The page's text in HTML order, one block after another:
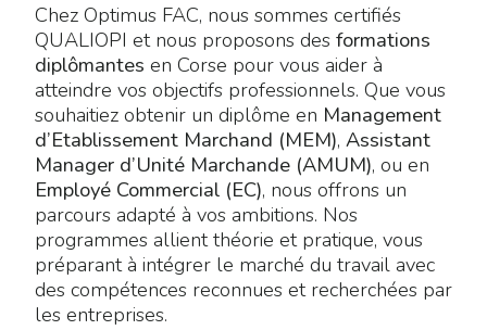
Chez Optimus FAC, nous sommes certifiés
QUALIOPI et nous proposons des formations
diplômantes en Corse pour vous aider à
atteindre vos objectifs professionnels. Que vous
souhaitiez obtenir un diplôme en Management
d’Etablissement Marchand (MEM), Assistant
Manager d’Unité Marchande (AMUM), ou en
Employé Commercial (EC), nous offrons un
parcours adapté à vos ambitions. Nos
programmes allient théorie et pratique, vous
préparant à intégrer le marché du travail avec
des compétences reconnues et recherchées par
les entreprises.